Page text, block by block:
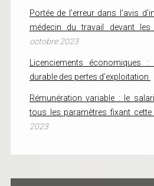
Portée de l’erreur dans l’avis
médecin du travail devant
octobre 2023
Licenciements économiques
durable des pertes d’exploitation
Rémunération variable : le
tous les paramètres fixant cette
2023